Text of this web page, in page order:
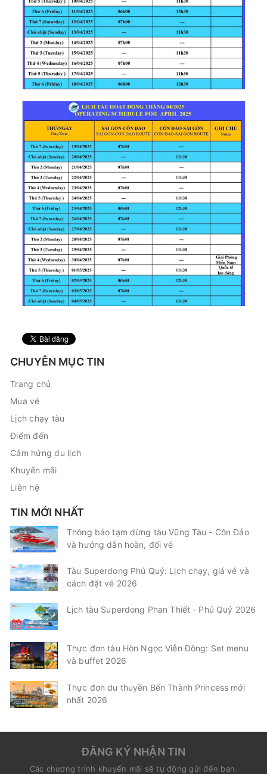
CHUYÊN MỤC TIN
Trang chủ
Mua vé
Lịch chạy tàu
Điểm đến
Cảm hứng du lịch
Khuyến mãi
Liên hệ
TIN MỚI NHẤT
Thông báo tạm dừng tàu Vũng Tàu - Côn Đảo
và hướng dẫn hoàn, đổi vé
Tàu Superdong Phú Quý: Lịch chạy, giá vé và
cách đặt vé 2026
Lịch tàu Superdong Phan Thiết - Phú Quý 2026
Thực đơn tàu Hòn Ngọc Viễn Đông: Set menu
và buffet 2026
Thực đơn du thuyền Bến Thành Princess mới
nhất 2026
ĐĂNG KÝ NHẬN TIN
Các chương trình khuyến mãi sẽ tự động gửi đến bạn.